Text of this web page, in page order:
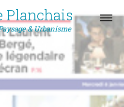
Planchais
& Urbanisme